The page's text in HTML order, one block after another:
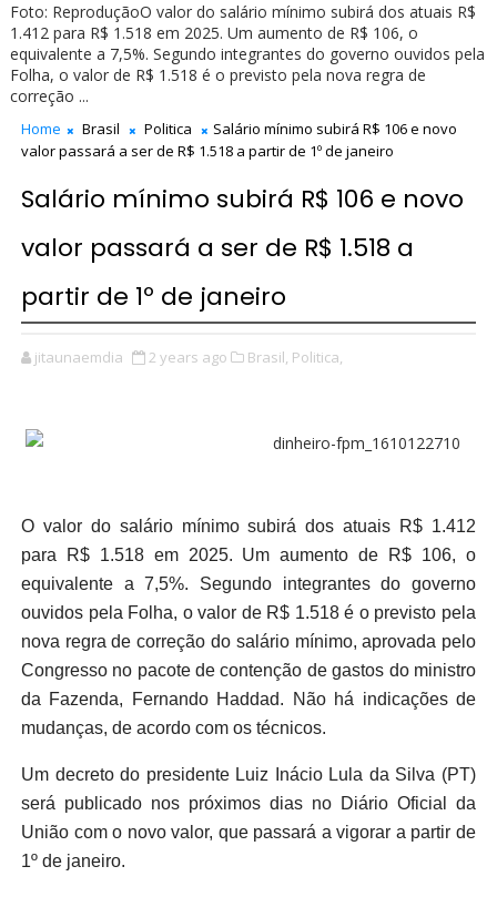
Foto: ReproduçãoO valor do salário mínimo subirá dos atuais R$
1.412 para R$ 1.518 em 2025. Um aumento de R$ 106, o
equivalente a 7,5%. Segundo integrantes do governo ouvidos pela
Folha, o valor de R$ 1.518 é o previsto pela nova regra de
correção ...
Home Brasil Politica
Salário mínimo subirá R$ 106 e novo
valor passará a ser de R$ 1.518 a partir de 1º de janeiro
Salário mínimo subirá R$ 106 e novo
valor passará a ser de R$ 1.518 a
partir de 1º de janeiro
jitaunaemdia 2 years ago Brasil, Politica,
O valor do salário mínimo subirá dos atuais R$ 1.412
para R$ 1.518 em 2025. Um aumento de R$ 106, o
equivalente a 7,5%. Segundo integrantes do governo
ouvidos pela Folha, o valor de R$ 1.518 é o previsto pela
nova regra de correção do salário mínimo, aprovada pelo
Congresso no pacote de contenção de gastos do ministro
da Fazenda, Fernando Haddad. Não há indicações de
mudanças, de acordo com os técnicos.
Um decreto do presidente Luiz Inácio Lula da Silva (PT)
será publicado nos próximos dias no Diário Oficial da
União com o novo valor, que passará a vigorar a partir de
1º de janeiro.